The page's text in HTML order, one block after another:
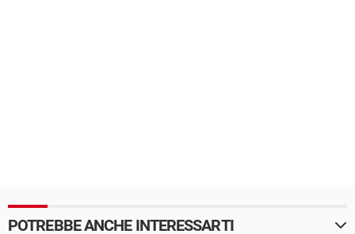
POTREBBE ANCHE INTERESSARTI